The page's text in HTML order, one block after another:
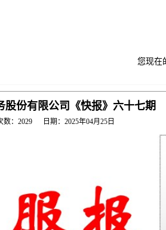
您现在
股份有限公司《快报》六十七期
数：2029 日期：2025年04月25日